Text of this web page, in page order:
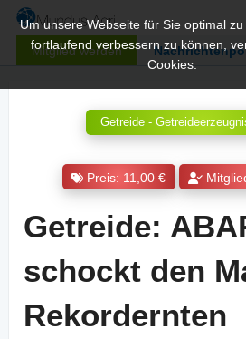
Mitglied werden
Um unsere Webseite für Sie optimal
fortlaufend verbessern zu können,
Cookies.
Getreide -
Preis: 11,00 €
Getreide:
schockt den
Rekordernten